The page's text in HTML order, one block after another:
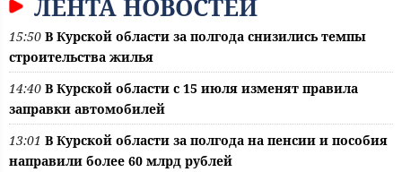
ЛЕНТА НОВОСТЕЙ
15:50 В Курской области за полгода снизились темпы
строительства жилья
14:40 В Курской области с 15 июля изменят правила
заправки автомобилей
13:01 В Курской области за полгода на пенсии и пособия
направили более 60 млрд рублей